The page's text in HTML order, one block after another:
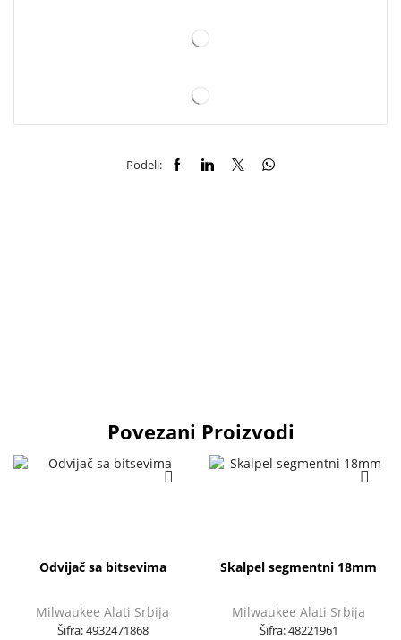
Podeli:
Povezani Proizvodi
Odvijač sa bitsevima
Milwaukee Alati Srbija
Šifra:4932471868
Skalpel segmentni 18mm
Milwaukee Alati Srbija
Šifra:48221961